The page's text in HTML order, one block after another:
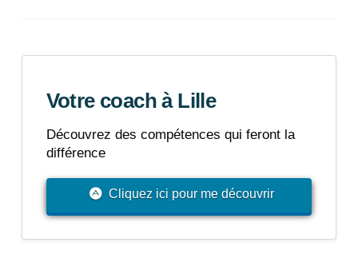
Votre coach à Lille
Découvrez des compétences qui feront la
différence
Cliquez ici pour me découvrir